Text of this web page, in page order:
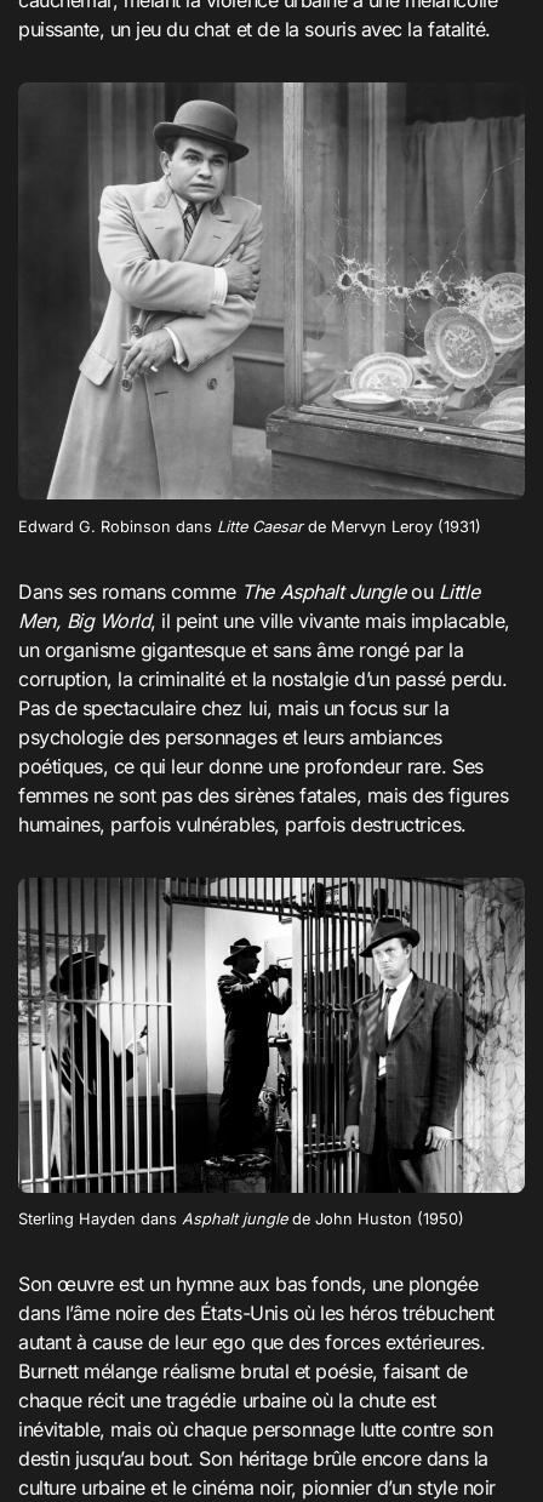
puissante, un jeu du chat et de la souris avec la fatalité.
Edward G. Robinson dans Litte Caesarde Mervyn Leroy (1931)
Dans ses romans comme The Asphalt Jungleou Little
Men, Big World, il peint une ville vivante mais implacable,
un organisme gigantesque et sans âme rongé par la
corruption, la criminalité et la nostalgie d’un passé perdu.
Pas de spectaculaire chez lui, mais un focus sur la
psychologie des personnages et leurs ambiances
poétiques, ce qui leur donne une profondeur rare. Ses
femmes ne sont pas des sirènes fatales, mais des figures
humaines, parfois vulnérables, parfois destructrices.
Sterling Hayden dans Asphalt junglede John Huston (1950)
Son œuvre est un hymne aux bas fonds, une plongée
dans l’âme noire des États-Unis où les héros trébuchent
autant à cause de leur ego que des forces extérieures.
Burnett mélange réalisme brutal et poésie, faisant de
chaque récit une tragédie urbaine où la chute est
inévitable, mais où chaque personnage lutte contre son
destin jusqu’au bout. Son héritage brûle encore dans la
culture urbaine et le cinéma noir, pionnier d’un style noir